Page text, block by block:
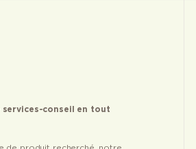
conseil en tout